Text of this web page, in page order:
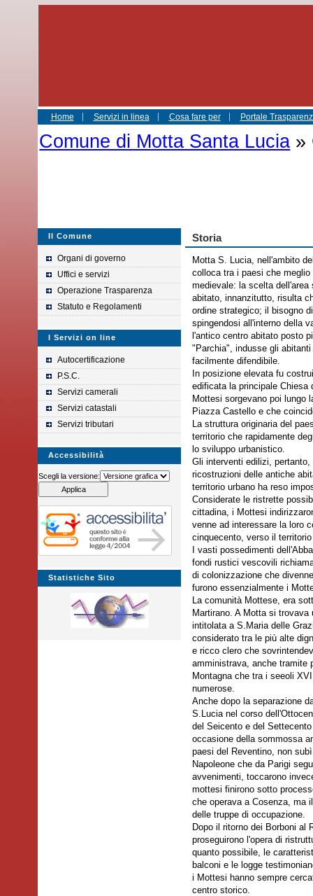
Home Servizi in linea Cosa fare per Portale
Comune di Motta Santa Lucia »
Il Comune
Organi di governo
Uffici e servizi
Operazione Trasparenza
Statuto e Regolamenti
I Servizi on line
Autocertificazione
P.S.C.
Servizi camerali
Servizi catastali
Servizi tributari
Accessibilità
Scegli la versione:
Statistiche Sito
Storia
Motta S. Lucia, nell'ambito
colloca tra i paesi che
medievale: la scelta
abitato, innanzitutto, risulta
ordine strategico; il bisogno
spingendosi all'interno della
l'antico centro abitato posto
"Parchia", indusse gli
facilmente difendibile.
In posizione elevata fu
edificata la principale Chiesa
Mottesi sorgevano poi lungo
Piazza Castello e che
La struttura originaria del
territorio che rapidamente
lo sviluppo urbanistico.
Gli interventi edilizi,
ricostruzioni delle antiche
territorio urbano ha reso
Considerate le ristrette
cittadina, i Mottesi
venne ad interessare la loro
cinquecento, verso il
I vasti possedimenti
fondi rustici vescovili
di colonizzazione che
furono essenzialmente i
La comunità Mottese, era
Martirano. A Motta si
intitolata a S.Maria delle
considerato tra le più alte
e ricco clero che
amministrava, anche tramite
Montagna che tra i seeoli
numerose.
Anche dopo la separazione
S.Lucia nel corso
del Seicento e del
occasione della sommossa
paesi del Reventino, non
Napoleone che da Parigi
avvenimenti, toccarono
mottesi finirono sotto
che operava a Cosenza, ma
delle truppe di occupazione.
Dopo il ritorno dei Borboni al
proseguirono l'opera di
quanto possibile, le
balconi e le logge
i Mottesi hanno sempre
centro storico.